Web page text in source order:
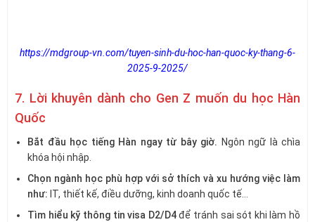
https://mdgroup-vn.com/tuyen-sinh-du-hoc-han-quoc-ky-thang-6-
2025-9-2025/
7. Lời khuyên dành cho Gen Z muốn du học Hàn
Quốc
Bắt đầu học tiếng Hàn ngay từ bây giờ. Ngôn ngữ là chìa
khóa hội nhập.
Chọn ngành học phù hợp với sở thích và xu hướng việc làm
như: IT, thiết kế, điều dưỡng, kinh doanh quốc tế…
Tìm hiểu kỹ thông tin visa D2/D4để tránh sai sót khi làm hồ